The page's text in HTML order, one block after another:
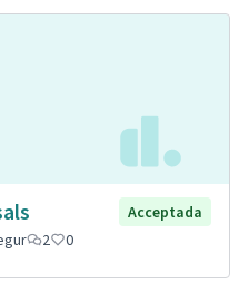
Acceptada
2 0